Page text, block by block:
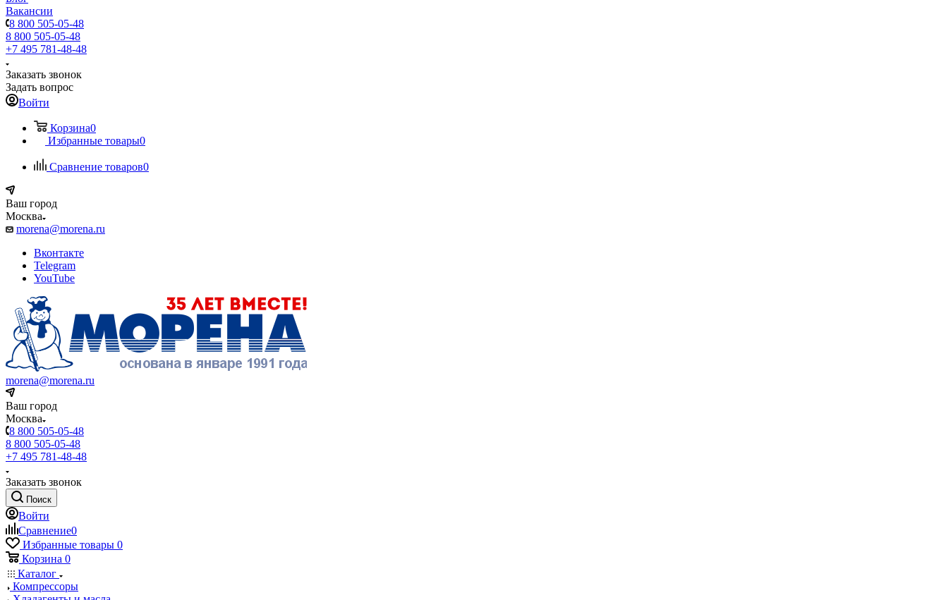
Вакансии
8 800 505-05-48
8 800 505-05-48
+7 495 781-48-48
Заказать звонок
Задать вопрос
Войти
Корзина0
Избранные товары0
Сравнение товаров0
Ваш город
Москва
morena@morena.ru
Вконтакте
Telegram
YouTube
morena@morena.ru
Ваш город
Москва
8 800 505-05-48
8 800 505-05-48
+7 495 781-48-48
Заказать звонок
Поиск
Войти
Сравнение0
Избранные товары 0
Корзина 0
Каталог
Компрессоры